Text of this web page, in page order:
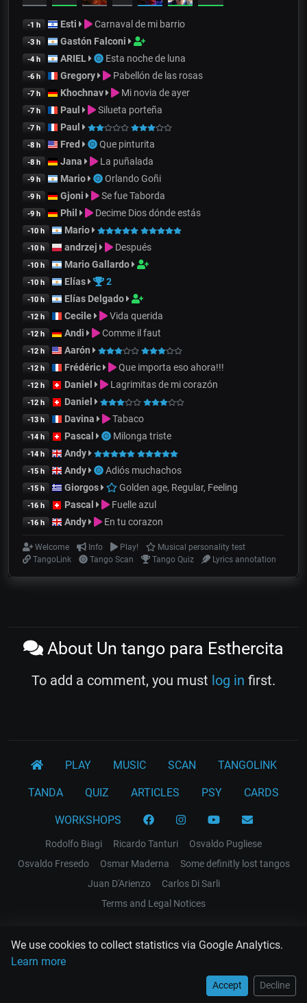
We use cookies to collect statistics via Google Analytics.
Learn more
Accept Decline
-1 h Esti Carnaval de mi barrio
-3 h Gastón Falconi
-4 h ARIEL Esta noche de luna
-6 h Gregory Pabellón de las rosas
-7 h Khochnav Mi novia de ayer
-7 h Paul Silueta porteña
-7 h Paul
-8 h Fred Que pinturita
-8 h Jana La puñalada
-9 h Mario Orlando Goñi
-9 h Gjoni Se fue Taborda
-9 h Phil Decime Dios dónde estás
-10 h Mario
-10 h andrzej Después
-10 h Mario Gallardo
-10 h Elías 2
-10 h Elías Delgado
-12 h Cecile Vida querida
-12 h Andi Comme il faut
-12 h Aarón
-12 h Frédéric Que importa eso ahora!!!
-12 h Daniel Lagrimitas de mi corazón
-12 h Daniel
-13 h Davina Tabaco
-14 h Pascal Milonga triste
-14 h Andy
-15 h Andy Adiós muchachos
-15 h Giorgos Golden age, Regular, Feeling
-16 h Pascal Fuelle azul
-16 h Andy En tu corazon
Welcome Info Play!
Musical personality test
TangoLink
Tango Scan Tango Quiz Lyrics annotation
About Un tango para Esthercita
To add a comment, you must log in first.
PLAY MUSIC SCAN TANGOLINK
TANDA QUIZ ARTICLES PSY CARDS
WORKSHOPS
Rodolfo Biagi Ricardo Tanturi
Osvaldo Pugliese
Osvaldo Fresedo
Osmar Maderna
Some definitly lost tangos
Juan D'Arienzo
Carlos Di Sarli
Terms and Legal Notices
EL RECODO TANGO